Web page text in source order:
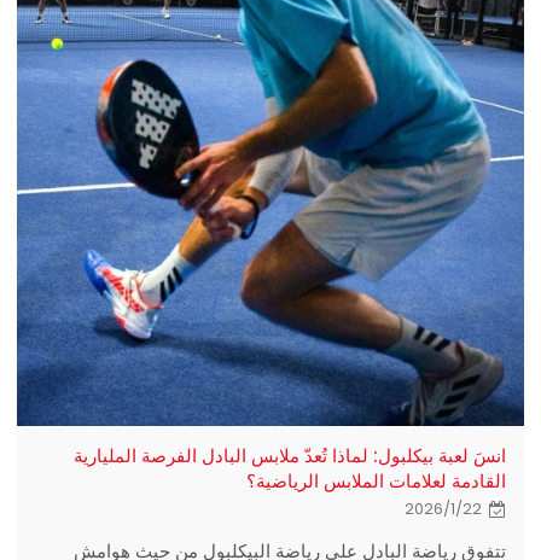
انسَ لعبة بيكلبول: لماذا تُعدّ ملابس البادل الفرصة المليارية
القادمة لعلامات الملابس الرياضية؟
2026/1/22
تتفوق رياضة البادل على رياضة البيكلبول من حيث هوامش